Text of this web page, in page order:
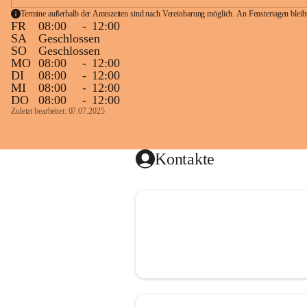
Termine außerhalb der Amtszeiten sind nach Vereinbarung möglich. An Fenstertagen
FR 08:00 - 12:00
SA
Geschlossen
SO
Geschlossen
MO 08:00 - 12:00
DI
08:00 - 12:00
MI
08:00 - 12:00
DO
08:00 - 12:00
Zuletzt bearbeitet: 07.07.2025
Kontakte